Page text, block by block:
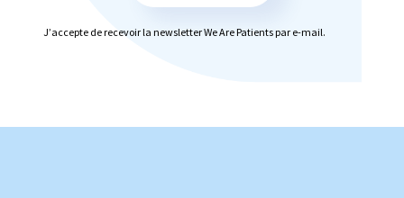
J’accepte de recevoir la newsletter We Are Patients par e-mail.